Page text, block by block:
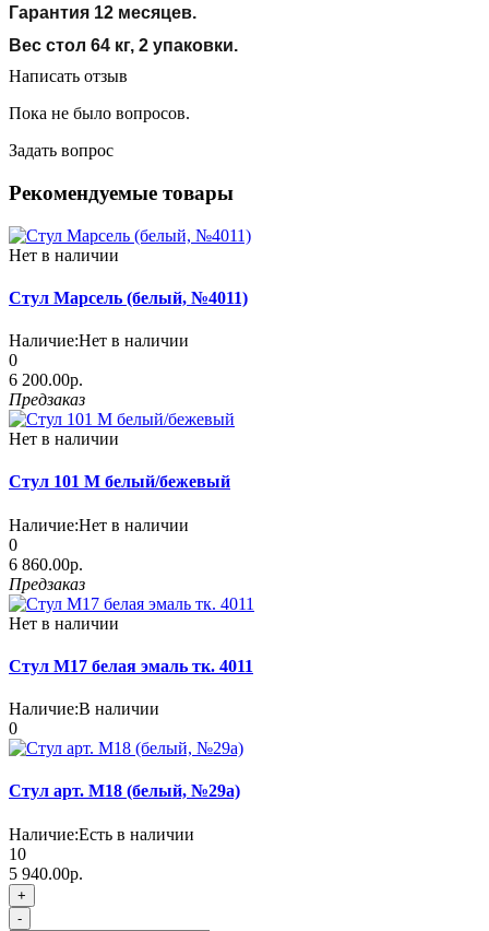
Гарантия 12 месяцев.
Вес стол 64 кг, 2 упаковки.
Написать отзыв
Пока не было вопросов.
Задать вопрос
Рекомендуемые товары
Нет в наличии
Стул Марсель (белый, №4011)
Наличие:Нет в наличии
0
6 200.00р.
Предзаказ
Нет в наличии
Стул 101 М белый/бежевый
Наличие:Нет в наличии
0
6 860.00р.
Предзаказ
Нет в наличии
Стул М17 белая эмаль тк. 4011
Наличие:В наличии
0
Стул арт. М18 (белый, №29а)
Наличие:Есть в наличии
10
5 940.00р.
+
-